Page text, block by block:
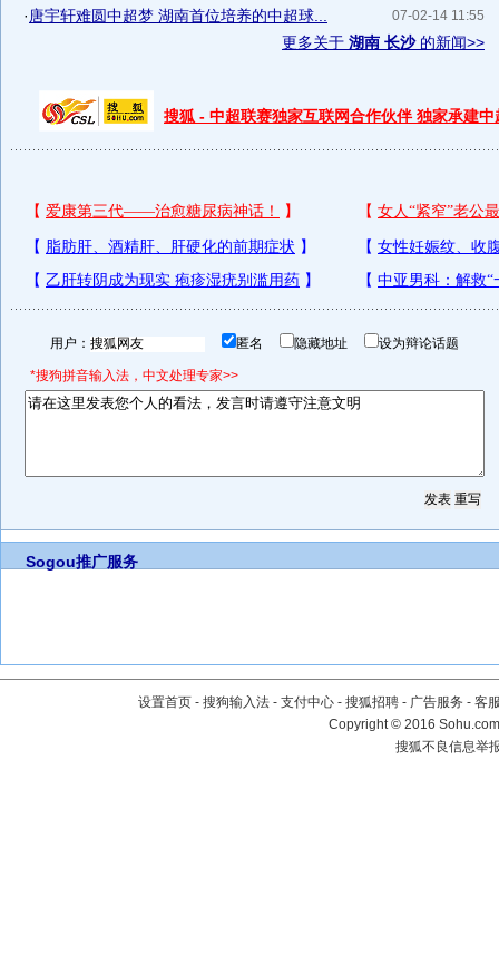
07-02-14 11:55
· 唐宇轩难圆中超梦 湖南首位培养的中超球...
更多关于 湖南 长沙的新闻>>
搜狐 - 中超联赛独家互联网合作伙伴 独家承建中
用户： 匿名 隐藏地址 设为辩论话题
*搜狗拼音输入法，中文处理专家>>
Sogou推广服务
设置首页 - 搜狗输入法 - 支付中心 - 搜狐招聘 - 广告服务 - 客
Copyright©2016
搜狐不良信息举